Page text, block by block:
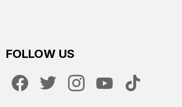
FOLLOW US